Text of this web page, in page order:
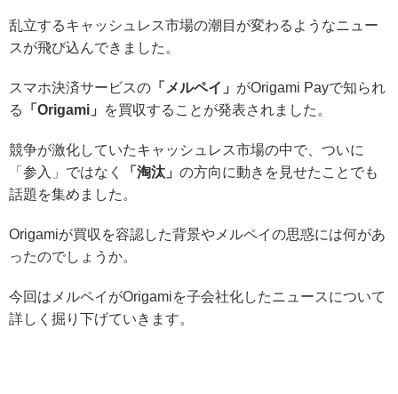
乱立するキャッシュレス市場の潮目が変わるようなニュー
スが飛び込んできました。
スマホ決済サービスの 「メルペイ」 がOrigami Payで知られ
る
「Origami」 を買収することが発表されました。
競争が激化していたキャッシュレス市場の中で、ついに
「参入」ではなく
「淘汰」 の方向に動きを見せたことでも
話題を集めました。
Origamiが買収を容認した背景やメルペイの思惑には何があ
ったのでしょうか。
今回は メルペイがOrigamiを子会社化したニュースについて
詳しく掘り下げていきます。